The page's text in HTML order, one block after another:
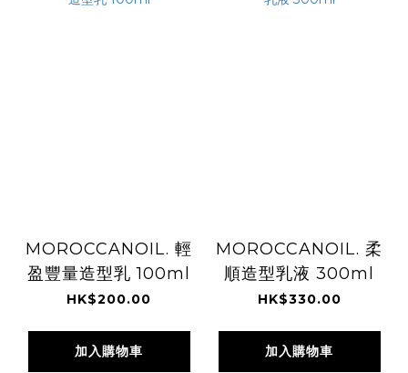
MOROCCANOIL. 輕
盈豐量造型乳 100ml
HK$200.00
加入購物車
MOROCCANOIL. 柔
順造型乳液 300ml
HK$330.00
加入購物車